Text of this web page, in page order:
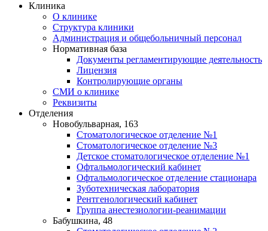
Клиника
О клинике
Структура клиники
Администрация и общебольничный персонал
Нормативная база
Документы регламентирующие деятельность
Лицензия
Контролирующие органы
СМИ о клинике
Реквизиты
Отделения
Новобульварная, 163
Стоматологическое отделение №1
Стоматологическое отделение №3
Детское стоматологическое отделение №1
Офтальмологический кабинет
Офтальмологическое отделение стационара
Зуботехническая лаборатория
Рентгенологический кабинет
Группа анестезиологии-реанимации
Бабушкина, 48